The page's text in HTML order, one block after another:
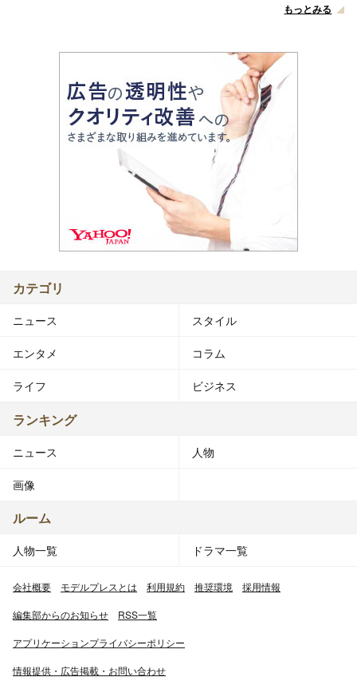
もっとみる
カテゴリ
ニュース スタイル
エンタメ コラム
ライフ ビジネス
ランキング
ニュース 人物
画像
ルーム
人物一覧 ドラマ一覧
会社概要 モデルプレスとは 利用規約 推奨環境 採用情報
編集部からのお知らせ RSS一覧
アプリケーションプライバシーポリシー
情報提供・広告掲載・お問い合わせ